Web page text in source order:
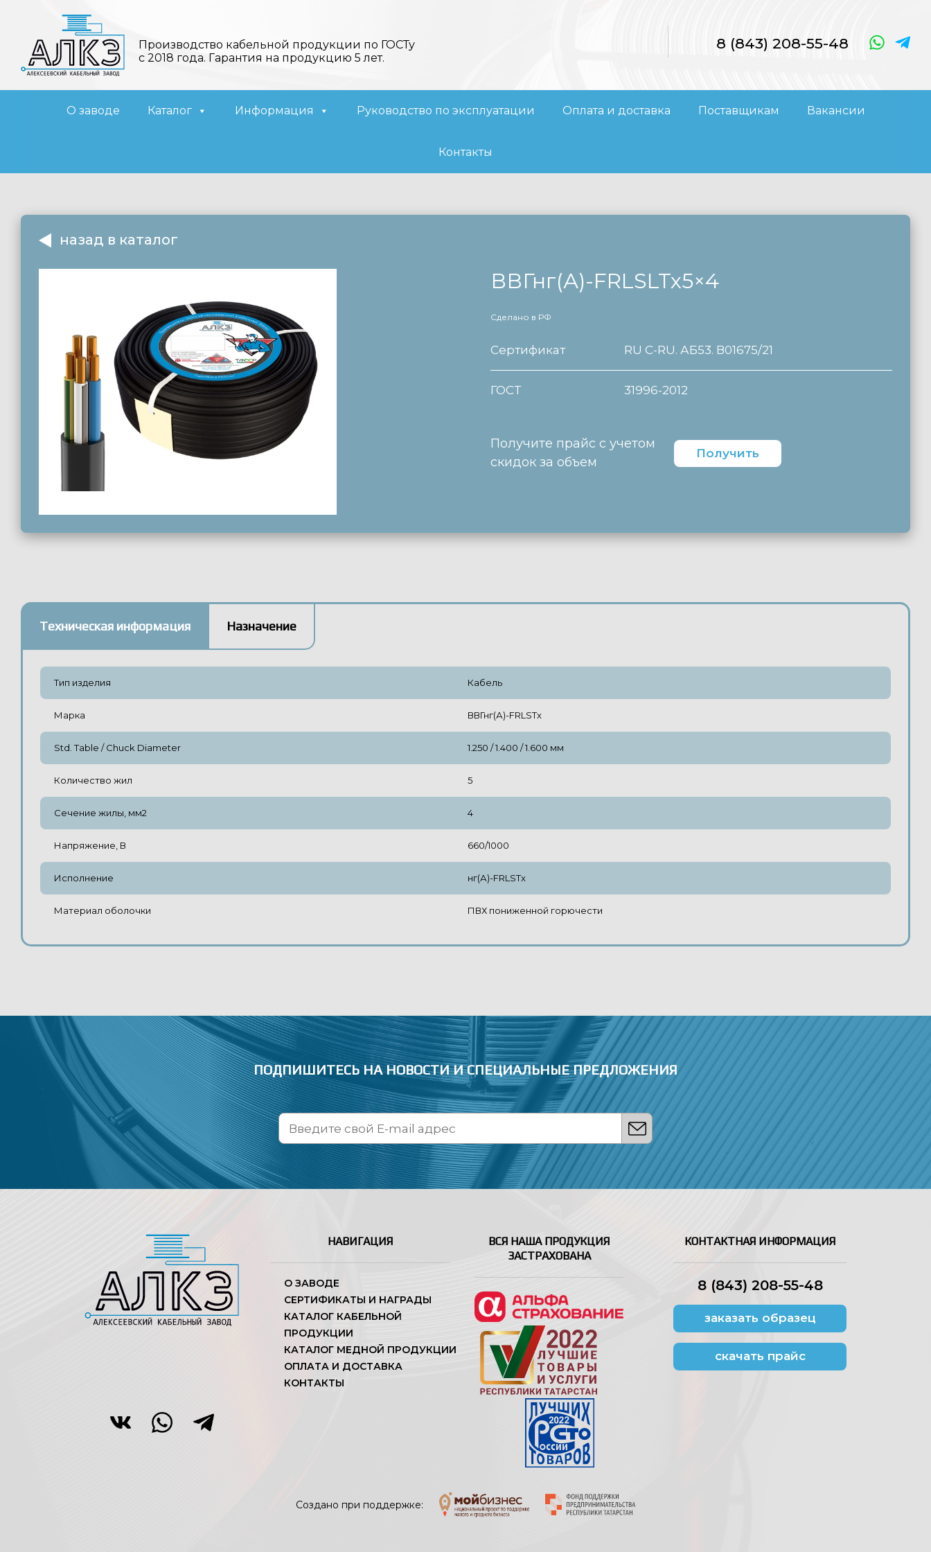
Производство кабельной продукции по ГОСТу
с 2018 года. Гарантия на продукцию 5 лет.
8 (843) 208-55-48
О заводе Каталог Информация Руководство по эксплуатации Оплата и доставка Поставщикам Вакансии
Контакты
назад в каталог
ВВГнг(А)-FRLSLTx5×4
Сделано в РФ
Сертификат RU C-RU. АБ53. В01675/21
ГОСТ 31996-2012
Получите прайс с учетом
скидок за объем
Получить
Техническая информация Назначение
Тип изделия Кабель
Марка ВВГнг(А)-FRLSTx
Std. Table / Chuck Diameter 1.250 / 1.400 / 1.600 мм
Количество жил 5
Сечение жилы, мм2 4
Напряжение, В 660/1000
Исполнение нг(А)-FRLSTx
Материал оболочки ПВХ пониженной горючести
ПОДПИШИТЕСЬ НА НОВОСТИИ СПЕЦИАЛЬНЫЕ ПРЕДЛОЖЕНИЯ
НАВИГАЦИЯ
О ЗАВОДЕ
СЕРТИФИКАТЫ И НАГРАДЫ
КАТАЛОГ КАБЕЛЬНОЙ
ПРОДУКЦИИ
КАТАЛОГ МЕДНОЙ ПРОДУКЦИИ
ОПЛАТА И ДОСТАВКА
КОНТАКТЫ
ВСЯ НАША ПРОДУКЦИЯ
ЗАСТРАХОВАНА
КОНТАКТНАЯ ИНФОРМАЦИЯ
8 (843) 208-55-48
заказать образец
скачать прайс
Создано при поддержке: